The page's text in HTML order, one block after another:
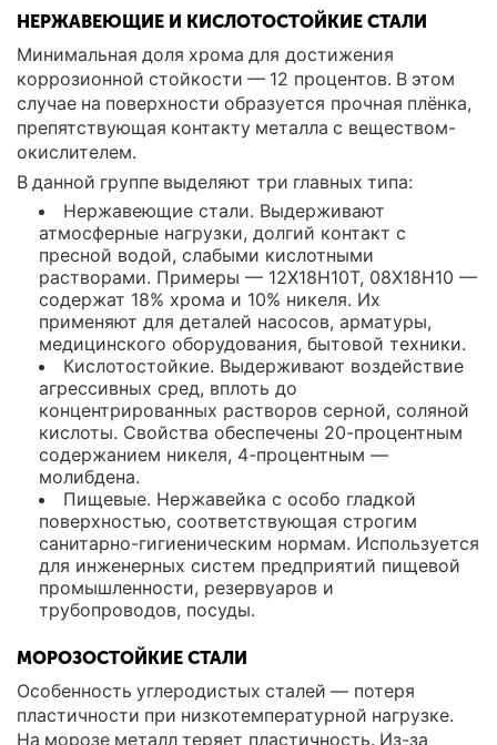
НЕРЖАВЕЮЩИЕ И КИСЛОТОСТОЙКИЕ СТАЛИ
Минимальная доля хрома для достижения
коррозионной стойкости — 12 процентов. В этом
случае на поверхности образуется прочная плёнка,
препятствующая контакту металла с веществом-
окислителем.
В данной группе выделяют три главных типа:
Нержавеющие стали. Выдерживают
атмосферные нагрузки, долгий контакт с
пресной водой, слабыми кислотными
растворами. Примеры — 12Х18Н10Т, 08Х18Н10 —
содержат 18% хрома и 10% никеля. Их
применяют для деталей насосов, арматуры,
медицинского оборудования, бытовой техники.
Кислотостойкие. Выдерживают воздействие
агрессивных сред, вплоть до
концентрированных растворов серной, соляной
кислоты. Свойства обеспечены 20-процентным
содержанием никеля, 4-процентным —
молибдена.
Пищевые. Нержавейка с особо гладкой
поверхностью, соответствующая строгим
санитарно-гигиеническим нормам. Используется
для инженерных систем предприятий пищевой
промышленности, резервуаров и
трубопроводов, посуды.
МОРОЗОСТОЙКИЕ СТАЛИ
Особенность углеродистых сталей — потеря
пластичности при низкотемпературной нагрузке.
На морозе металл теряет пластичность. Из-за